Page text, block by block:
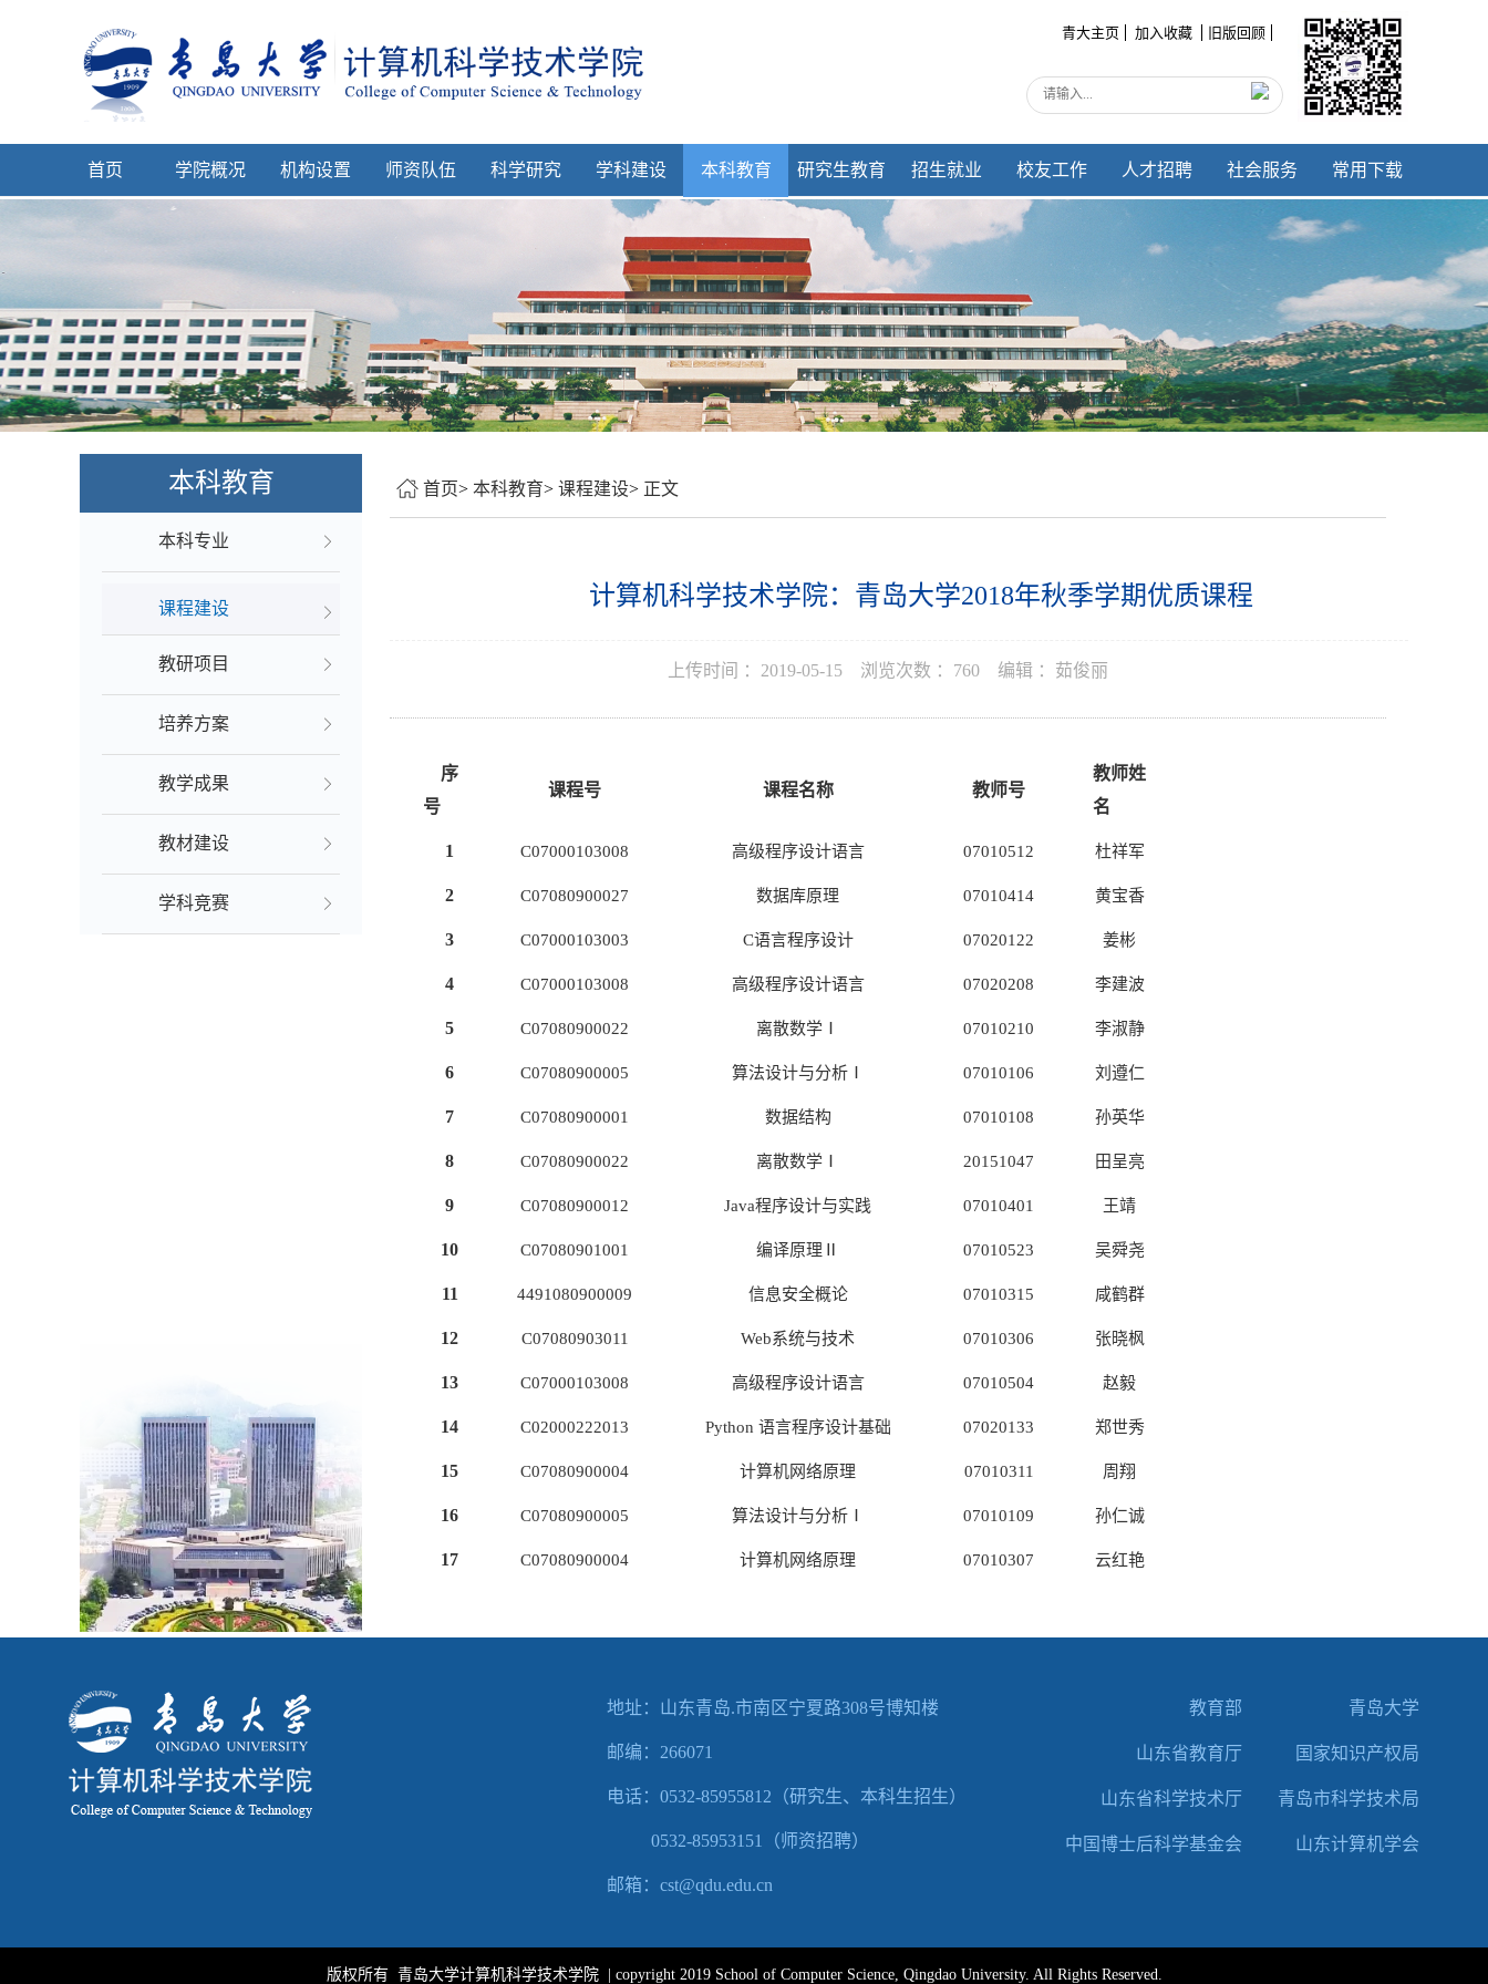
青大主页 加入收藏 旧版回顾
首页 学院概况 机构设置 师资队伍 科学研究 学科建设 本科教育 研究生教育 招生就业 校友工作 人才招聘 社会服务 常用下载
本科教育
本科专业
课程建设
教研项目
培养方案
教学成果
教材建设
学科竞赛
首页> 本科教育> 课程建设> 正文
计算机科学技术学院：青岛大学2018年秋季学期优质课程
上传时间 ： 2019-05-15 浏览次数 ： 760 编辑 ： 茹俊丽
序
号
课程号 课程名称 教师号
教师姓
名
1 C07000103008 高级程序设计语言 07010512 杜祥军
2 C07080900027 数据库原理 07010414 黄宝香
3 C07000103003 C语言程序设计 07020122 姜彬
4 C07000103008 高级程序设计语言 07020208 李建波
5 C07080900022 离散数学Ⅰ 07010210 李淑静
6 C07080900005 算法设计与分析Ⅰ 07010106 刘遵仁
7 C07080900001 数据结构 07010108 孙英华
8 C07080900022 离散数学Ⅰ 20151047 田呈亮
9 C07080900012 Java程序设计与实践 07010401 王靖
10 C07080901001 编译原理Ⅱ 07010523 吴舜尧
11 4491080900009 信息安全概论 07010315 咸鹤群
12 C07080903011 Web系统与技术 07010306 张晓枫
13 C07000103008 高级程序设计语言 07010504 赵毅
14 C02000222013 Python 语言程序设计基础 07020133 郑世秀
15 C07080900004 计算机网络原理 07010311 周翔
16 C07080900005 算法设计与分析Ⅰ 07010109 孙仁诚
17 C07080900004 计算机网络原理 07010307 云红艳
地址：山东青岛.市南区宁夏路308号博知楼
邮编：266071
电话： 0532-85955812（研究生、本科生招生）
0532-85953151（师资招聘）
邮箱：cst@qdu.edu.cn
青岛大学
教育部
国家知识产权局
山东省教育厅
青岛市科学技术局
山东省科学技术厅
山东计算机学会
中国博士后科学基金会
版权所有 青岛大学计算机科学技术学院 | copyright 2019 School of Computer Science, Qingdao University. All Rights Reserved.